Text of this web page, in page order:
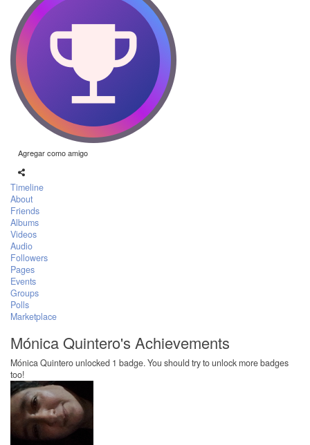
Agregar como amigo
Timeline
About
Friends
Albums
Videos
Audio
Followers
Pages
Events
Groups
Polls
Marketplace
Mónica Quintero's Achievements
Mónica Quintero unlocked 1 badge. You should try to unlock more badges
too!